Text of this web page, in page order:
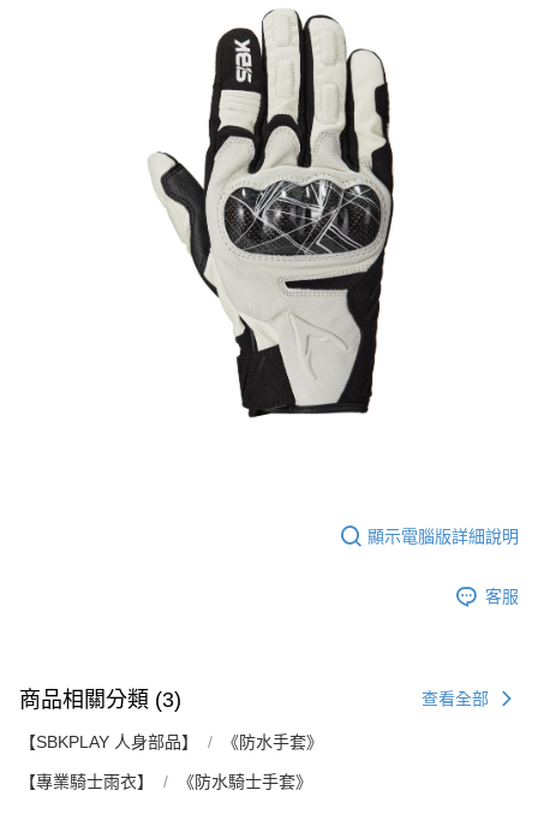
顯示電腦版詳細說明
客服
商品相關分類 (3) 查看全部
【SBKPLAY 人身部品】 《防水手套》
【專業騎士雨衣】 《防水騎士手套》